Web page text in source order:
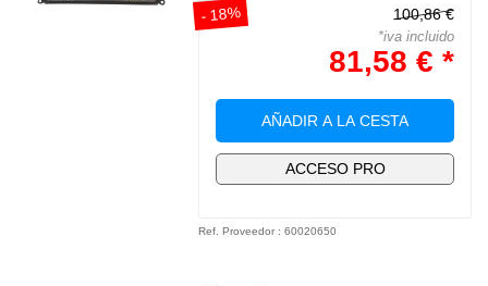
- 18% 100,86 €
*iva incluido
81,58 € *
AÑADIR A LA CESTA
ACCESO PRO
Ref. Proveedor : 60020650